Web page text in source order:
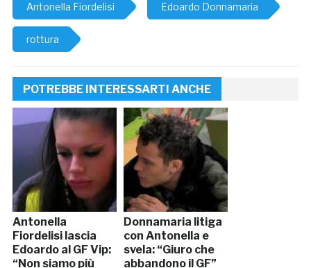
Antonella Fiordelisi Edoardo Donnamaria
rottura
POTREBBE INTERESSARTI ANCHE
Antonella
Fiordelisi lascia
Edoardo al GF Vip:
“Non siamo più
Donnamaria litiga
con Antonella e
svela: “Giuro che
abbandono il GF”